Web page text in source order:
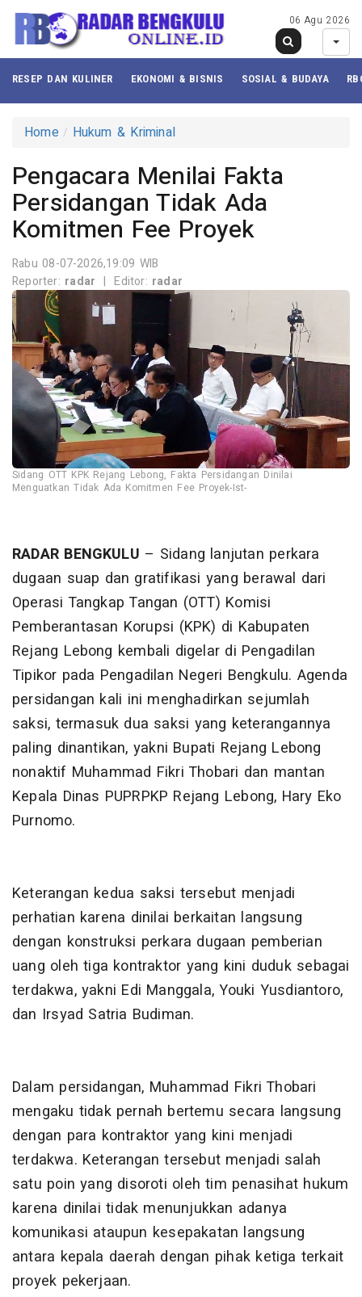
06 Agu 2026
RESEP DAN KULINER EKONOMI & BISNIS SOSIAL & BUDAYA
Home Hukum & Kriminal
Pengacara Menilai Fakta
Persidangan Tidak Ada
Komitmen Fee Proyek
Rabu 08-07-2026,19:09 WIB
Reporter: radar | Editor: radar
Sidang OTT KPK Rejang Lebong, Fakta Persidangan Dinilai
Menguatkan Tidak Ada Komitmen Fee Proyek-Ist-
RADAR BENGKULU – Sidang lanjutan perkara
dugaan suap dan gratifikasi yang berawal dari
Operasi Tangkap Tangan (OTT) Komisi
Pemberantasan Korupsi (KPK) di Kabupaten
Rejang Lebong kembali digelar di Pengadilan
Tipikor pada Pengadilan Negeri Bengkulu. Agenda
persidangan kali ini menghadirkan sejumlah
saksi, termasuk dua saksi yang keterangannya
paling dinantikan, yakni Bupati Rejang Lebong
nonaktif Muhammad Fikri Thobari dan mantan
Kepala Dinas PUPRPKP Rejang Lebong, Hary Eko
Purnomo.
Keterangan kedua saksi tersebut menjadi
perhatian karena dinilai berkaitan langsung
dengan konstruksi perkara dugaan pemberian
uang oleh tiga kontraktor yang kini duduk sebagai
terdakwa, yakni Edi Manggala, Youki Yusdiantoro,
dan Irsyad Satria Budiman.
Dalam persidangan, Muhammad Fikri Thobari
mengaku tidak pernah bertemu secara langsung
dengan para kontraktor yang kini menjadi
terdakwa. Keterangan tersebut menjadi salah
satu poin yang disoroti oleh tim penasihat hukum
karena dinilai tidak menunjukkan adanya
komunikasi ataupun kesepakatan langsung
antara kepala daerah dengan pihak ketiga terkait
proyek pekerjaan.